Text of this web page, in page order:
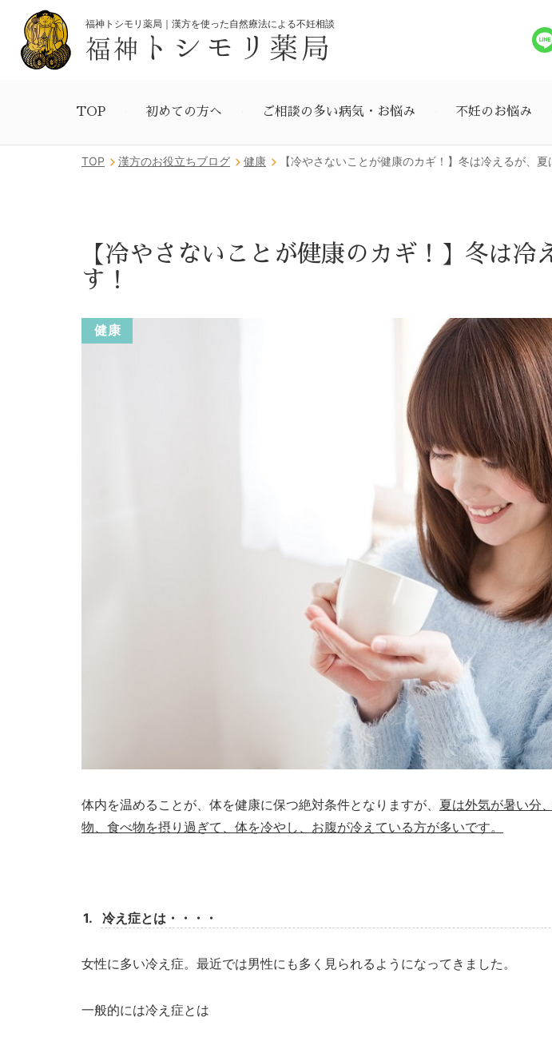
福神トシモリ薬局｜漢方を使った自然療法による不妊相談
福神 トシモリ薬局
TOP 初めての方へ ご相談の多い病気・お悩み 不妊のお悩み
TOP 漢方のお役立ちブログ 健康 【冷やさないことが健康のカギ！】冬は冷えるが、夏
【冷やさないことが健康のカギ！】冬は冷
す！
健康
体内を温めることが、体を健康に保つ絶対条件となりますが、 夏は外気が暑い分
物、食べ物を摂り過ぎて、体を冷やし、お腹が冷えている方が多いです。
1. 冷え症とは・・・・
女性に多い冷え症。最近では男性にも多く見られるようになってきました。
一般的には冷え症とは